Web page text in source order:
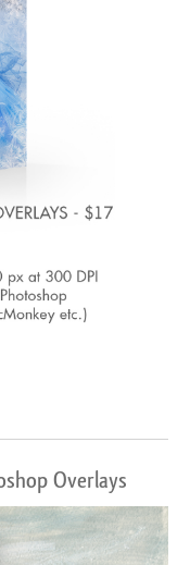
Overlays